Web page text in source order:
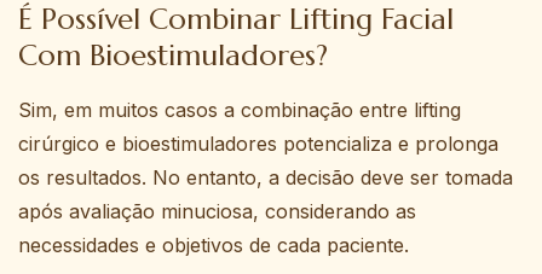
É Possível Combinar Lifting Facial
Com Bioestimuladores?
Sim, em muitos casos a combinação entre lifting
cirúrgico e bioestimuladores potencializa e prolonga
os resultados. No entanto, a decisão deve ser tomada
após avaliação minuciosa, considerando as
necessidades e objetivos de cada paciente.